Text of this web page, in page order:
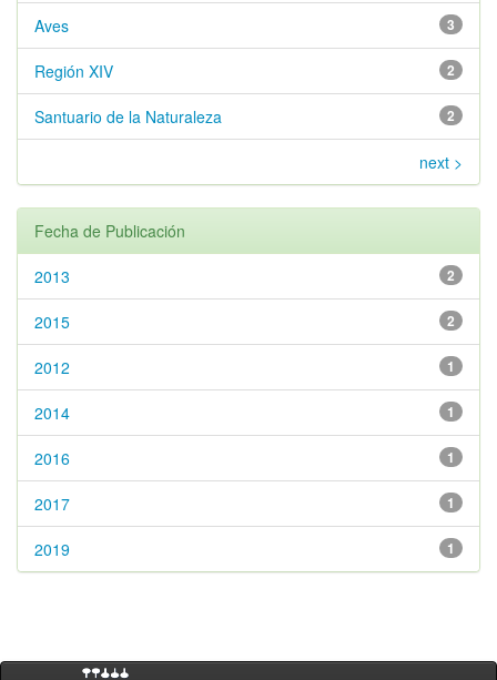
3
Aves
2
Región XIV
2
Santuario de la Naturaleza
next >
Fecha de Publicación
2
2013
2
2015
1
2012
1
2014
1
2016
1
2017
1
2019